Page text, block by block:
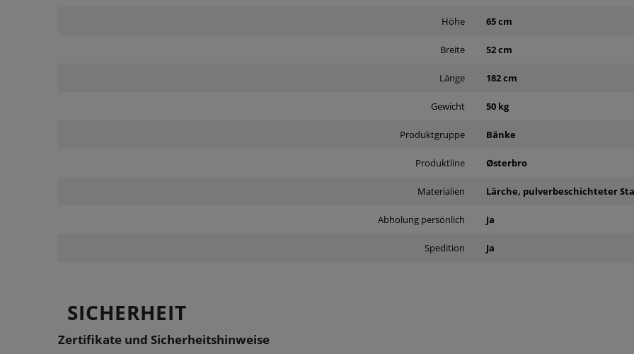
Höhe 65 cm
Breite 52 cm
Länge 182 cm
Gewicht 50 kg
Produktgruppe Bänke
Produktline Østerbro
Materialien Lärche, pulverbeschichteter
Abholung persönlich Ja
Spedition Ja
SICHERHEIT
Zertifikate und Sicherheitshinweise